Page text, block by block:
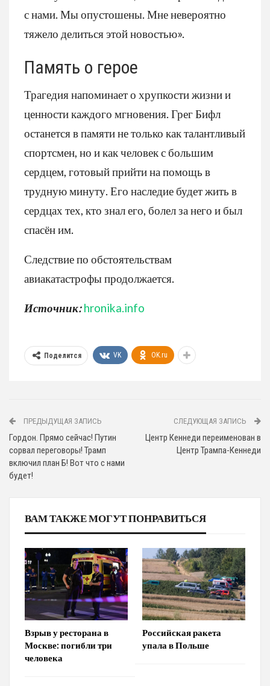
с нами. Мы опустошены. Мне невероятно
тяжело делиться этой новостью».
Память о герое
Трагедия напоминает о хрупкости жизни и
ценности каждого мгновения. Грег Бифл
останется в памяти не только как талантливый
спортсмен, но и как человек с большим
сердцем, готовый прийти на помощь в
трудную минуту. Его наследие будет жить в
сердцах тех, кто знал его, болел за него и был
спасён им.
Следствие по обстоятельствам
авиакатастрофы продолжается.
Источник: hronika.info
Поделится VK OK.ru
ПРЕДЫДУЩАЯ ЗАПИСЬ
Гордон. Прямо сейчас! Путин
сорвал переговоры! Трамп
включил план Б! Вот что c нами
будет!
СЛЕДУЮЩАЯ ЗАПИСЬ
Центр Кеннеди переименован в
Центр Трампа-Кеннеди
ВАМ ТАКЖЕ МОГУТ ПОНРАВИТЬСЯ
Взрыв у ресторана в
Москве: погибли три
человека
Российская ракета
упала в Польше